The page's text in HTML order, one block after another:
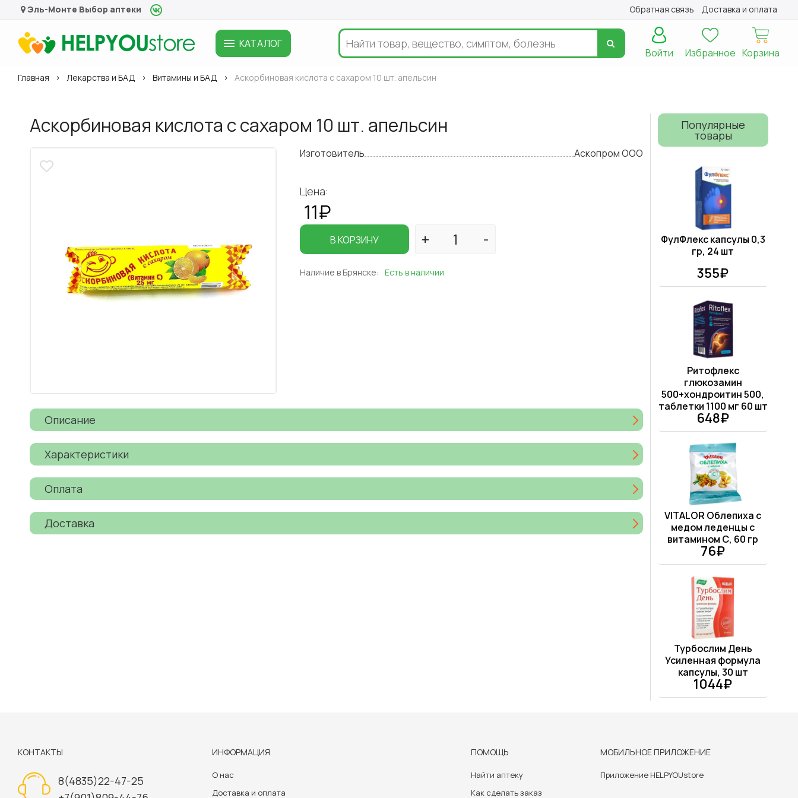
Эль-Монте Выбор аптеки Обратная связь Доставка и оплата
КАТАЛОГ
Корзина
Избранное
Войти
Главная Лекарства и БАД Витамины и БАД Аскорбиновая кислота с сахаром 10 шт. апельсин
Аскорбиновая кислота с сахаром 10 шт. апельсин
Изготовитель Аскопром ООО
Цена:
11₽
В КОРЗИНУ
Наличие в Брянске: Есть в наличии
Описание
Характеристики
Оплата
Доставка
Популярные
товары
ФулФлекс капсулы 0,3
гр, 24 шт
355₽
Ритофлекс
глюкозамин
500+хондроитин 500,
таблетки 1100 мг 60 шт
648₽
VITALOR Облепиха с
медом леденцы с
витамином С, 60 гр
76₽
Турбослим День
Усиленная формула
капсулы, 30 шт
1044₽
КОНТАКТЫ
8(4835)22-47-25
ИНФОРМАЦИЯ
О нас
Доставка и оплата
ПОМОЩЬ
Найти аптеку
Как сделать заказ
МОБИЛЬНОЕ ПРИЛОЖЕНИЕ
Приложение HELPYOUstore